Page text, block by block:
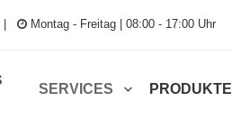
Montag - Freitag | 08:00 - 17:00 Uhr
SERVICES PRODUKTE